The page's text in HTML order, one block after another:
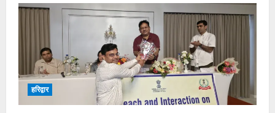
हरिद्वार